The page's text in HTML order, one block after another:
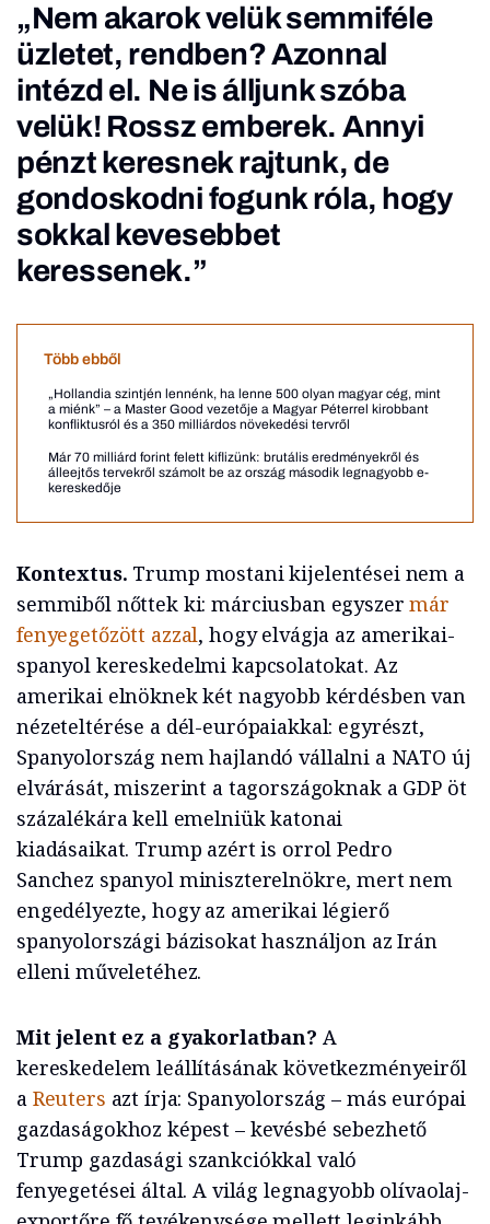
„Nem akarok velük semmiféle
üzletet, rendben? Azonnal
intézd el. Ne is álljunk szóba
velük! Rossz emberek. Annyi
pénzt keresnek rajtunk, de
gondoskodni fogunk róla, hogy
sokkal kevesebbet
keressenek.”
Több ebből
„Hollandia szintjén lennénk, ha lenne 500 olyan magyar cég, mint
a miénk” – a Master Good vezetője a Magyar Péterrel kirobbant
konfliktusról és a 350 milliárdos növekedési tervről
Már 70 milliárd forint felett kiflizünk: brutális eredményekről és
álleejtős tervekről számolt be az ország második legnagyobb e-
kereskedője
Kontextus. Trump mostani kijelentései nem a
semmiből nőttek ki: márciusban egyszermár
fenyegetőzött azzal, hogy elvágja az amerikai-
spanyol kereskedelmi kapcsolatokat. Az
amerikai elnöknek két nagyobb kérdésben van
nézeteltérése a dél-európaiakkal: egyrészt,
Spanyolország nem hajlandó vállalni a NATO új
elvárását, miszerint a tagországoknak a GDP öt
százalékára kell emelniük katonai
kiadásaikat. Trump azért is orrol Pedro
Sanchez spanyol miniszterelnökre, mert nem
engedélyezte, hogy az amerikai légierő
spanyolországi bázisokat használjon az Irán
elleni műveletéhez.
Mit jelent ez a gyakorlatban? A
kereskedelem leállításának következményeiről
a Reuters azt írja: Spanyolország – más európai
gazdaságokhoz képest – kevésbé sebezhető
Trump gazdasági szankciókkal való
fenyegetései által. A világ legnagyobb olívaolaj-